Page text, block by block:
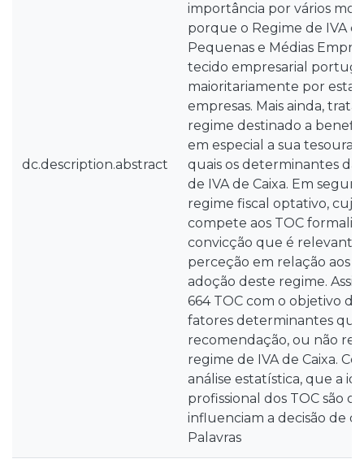
dc.description.abstract
importância por vários
porque o Regime de IVA
Pequenas e Médias
tecido empresarial
maioritariamente por esta
empresas. Mais ainda,
regime destinado a
em especial a sua
quais os determinantes
de IVA de Caixa. Em
regime fiscal optativo, cuja
compete aos TOC
convicção que é relevante
perceção em relação aos
adoção deste regime.
664 TOC com o objetivo
fatores determinantes
recomendação, ou não
regime de IVA de Caixa.
análise estatística, que a
profissional dos TOC são
influenciam a decisão de
Palavras